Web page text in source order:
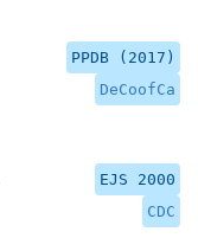
PPDB (2017)
DeCoofCa
EJS 2000
CDC